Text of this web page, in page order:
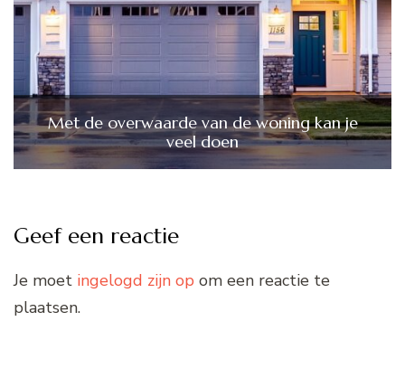
Met de overwaarde van de woning kan je
veel doen
Geef een reactie
Je moet ingelogd zijn op om een reactie te
plaatsen.